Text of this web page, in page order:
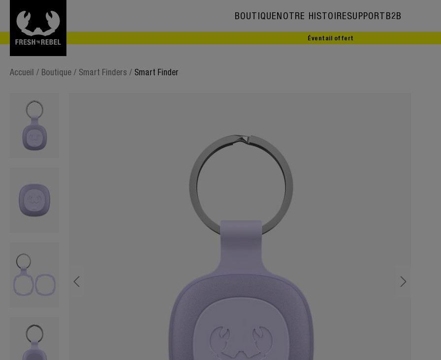
BOUTIQUENOTRE HISTOIRE
Notre histoire
SUPPORTB2B
Éventail offert
Accueil / Boutique / Smart Finders / Smart Finder